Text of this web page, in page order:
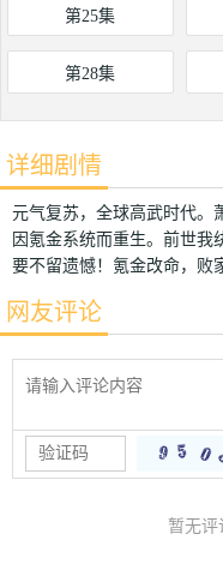
第25集
第28集
详细剧情
元气复苏，全球高武时代。
因氪金系统而重生。前世我
要不留遗憾！氪金改命，败
网友评论
暂无评